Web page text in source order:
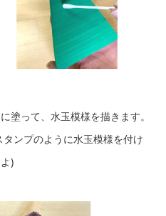
塗って、水玉模様を描きます。
ンプのように水玉模様を付け
)